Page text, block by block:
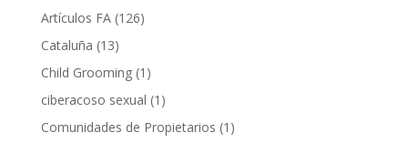
Artículos FA(126)
Cataluña (13)
Child Grooming(1)
ciberacoso sexual (1)
Comunidades de Propietarios (1)